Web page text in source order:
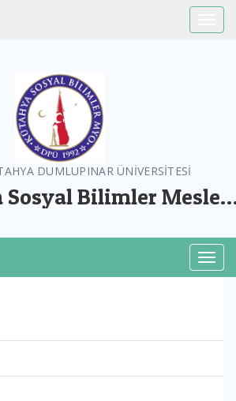
DUMLUPINAR ÜNİVERSİTESİ
Bilimler Meslek